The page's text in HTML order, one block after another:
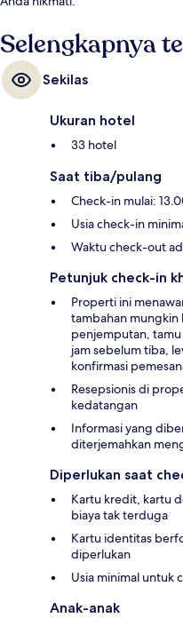
Selengkapnya
Sekilas
Ukuran hotel
33 hotel
Saat tiba/pulang
Check-in mulai:
Usia check-in
Waktu check-out
Petunjuk check-in
Properti ini
tambahan
penjemputan,
jam sebelum tiba,
konfirmasi
Resepsionis di
kedatangan
Informasi yang
diterjemahkan
Diperlukan saat
Kartu kredit, kartu
biaya tak terduga
Kartu identitas
diperlukan
Usia minimal untuk
Anak-anak